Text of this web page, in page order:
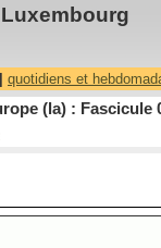
quotidiens et
(la) : Fascicule